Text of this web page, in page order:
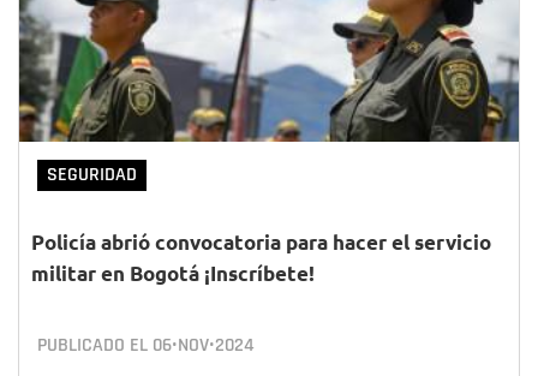
SEGURIDAD
Policía abrió convocatoria para hacer el servicio
militar en Bogotá ¡Inscríbete!
PUBLICADO EL 06•NOV•2024